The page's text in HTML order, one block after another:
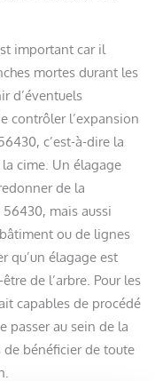
important car il
mortes durant les
d’éventuels
contrôler l’expansion
c’est-à-dire la
cime. Un élagage
de la
mais aussi
ou de lignes
qu’un élagage est
de l’arbre. Pour les
capables de procédé
passer au sein de la
bénéficier de toute